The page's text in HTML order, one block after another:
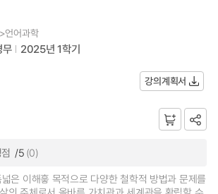
언어과학
무 2025년 1학기
강의계획서
/5 (0)
은 이해흫 목적으로 다양한 철학적 방법과 문제를